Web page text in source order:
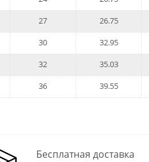
27 26.75
30 32.95
32 35.03
36 39.55
Бесплатная доставка